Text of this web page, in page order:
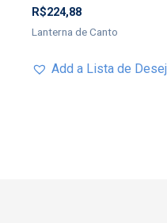
R$224,88
Lanterna de Canto
Add a Lista de